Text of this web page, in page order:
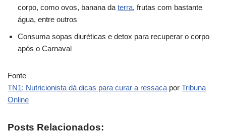
corpo, como ovos, banana da terra, frutas com bastante
água, entre outros
Consuma sopas diuréticas e detox para recuperar o corpo
após o Carnaval
Fonte
TN1: Nutricionista dá dicas para curar a ressaca por Tribuna
Online
Posts Relacionados: